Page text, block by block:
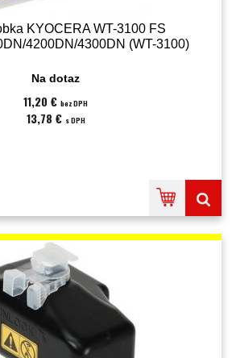
KYOCERA WT-3100 FS
4200DN/4300DN (WT-3100)
Na dotaz
11,20 € bez DPH
13,78 € s DPH